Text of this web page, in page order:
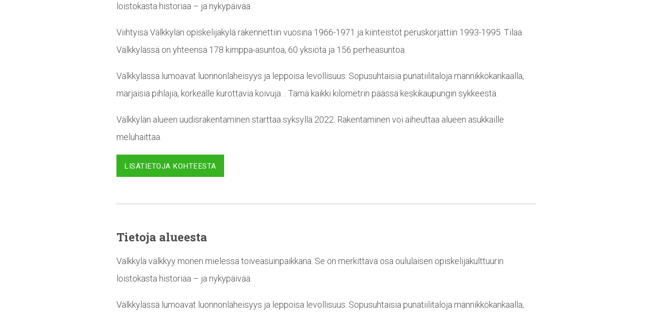
loistokasta historiaa – ja nykypäivää.
Viihtyisä Välkkylän opiskelijakylä rakennettiin vuosina 1966-1971 ja kiinteistöt peruskorjattiin 1993-1995. Tilaa
Välkkylässä on yhteensä 178 kimppa-asuntoa, 60 yksiötä ja 156 perheasuntoa.
Välkkylässä lumoavat luonnonläheisyys ja leppoisa levollisuus. Sopusuhtaisia punatiilitaloja männikkökankaalla,
marjaisia pihlajia, korkealle kurottavia koivuja… Tämä kaikki kilometrin päässä keskikaupungin sykkeestä.
Välkkylän alueen uudisrakentaminen starttaa syksyllä 2022. Rakentaminen voi aiheuttaa alueen asukkaille
meluhaittaa.
LISÄTIETOJA KOHTEESTA
Tietoja alueesta
Välkkylä välkkyy monen mielessä toiveasuinpaikkana. Se on merkittävä osa oululaisen opiskelijakulttuurin
loistokasta historiaa – ja nykypäivää.
Välkkylässä lumoavat luonnonläheisyys ja leppoisa levollisuus. Sopusuhtaisia punatiilitaloja männikkökankaalla,